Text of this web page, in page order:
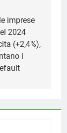
imprese
2024
(+2,4%),
i